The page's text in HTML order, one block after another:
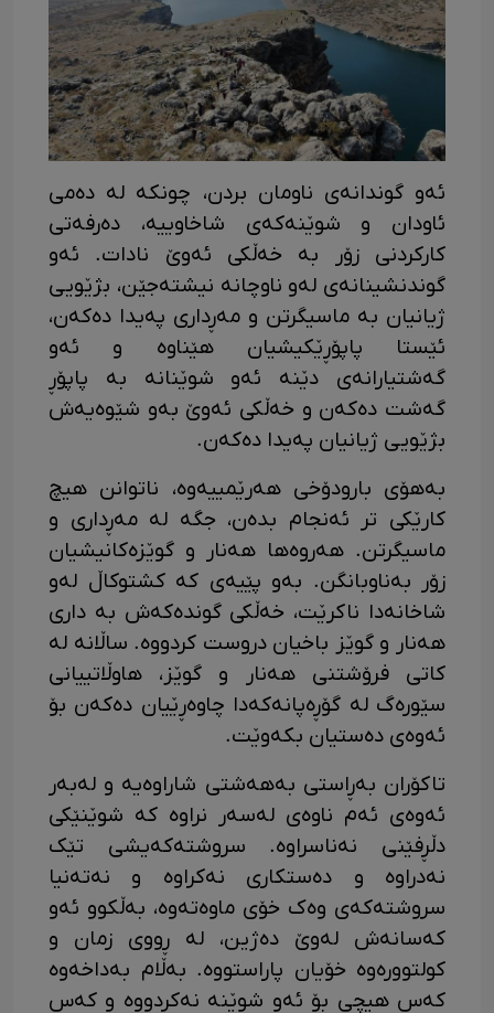
ئەو گوندانەی ناومان بردن، چونکە لە دەمی
ئاودان و شوێنەکەی شاخاوییە، دەرفەتی
کارکردنی زۆر بە خەڵکی ئەوێ نادات. ئەو
گوندنشینانەی لەو ناوچانە نیشتەجێن، بژێویی
ژیانیان بە ماسیگرتن و مەڕداری پەیدا دەکەن،
ئێستا پاپۆڕێکیشیان هێناوە و ئەو
گەشتیارانەی دێنە ئەو شوێنانە بە پاپۆڕ
گەشت دەکەن و خەڵکی ئەوێ بەو شێوەیەش
بژێویی ژیانیان پەیدا دەکەن.
بەهۆی بارودۆخی هەرێمییەوە، ناتوانن هیچ
کارێکی تر ئەنجام بدەن، جگە لە مەڕداری و
ماسیگرتن. هەروەها هەنار و گوێزەکانیشیان
زۆر بەناوبانگن. بەو پێیەی کە کشتوکاڵ لەو
شاخانەدا ناکرێت، خەڵکی گوندەکەش بە داری
هەنار و گوێز باخیان دروست کردووە. ساڵانە لە
کاتی فرۆشتنی هەنار و گوێز، هاوڵاتییانی
سێورەگ لە گۆڕەپانەکەدا چاوەڕێیان دەکەن بۆ
ئەوەی دەستیان بکەوێت.
تاکۆران بەڕاستی بەهەشتی شاراوەیە و لەبەر
ئەوەی ئەم ناوەی لەسەر نراوە کە شوێنێکی
دڵڕفێنی نەناسراوە. سروشتەکەیشی تێک
نەدراوە و دەستکاری نەکراوە و نەتەنیا
سروشتەکەی وەک خۆی ماوەتەوە، بەڵکوو ئەو
کەسانەش لەوێ دەژین، لە ڕووی زمان و
کولتوورەوە خۆیان پاراستووە. بەڵام بەداخەوە
کەس هیچی بۆ ئەو شوێنە نەکردووە و کەس